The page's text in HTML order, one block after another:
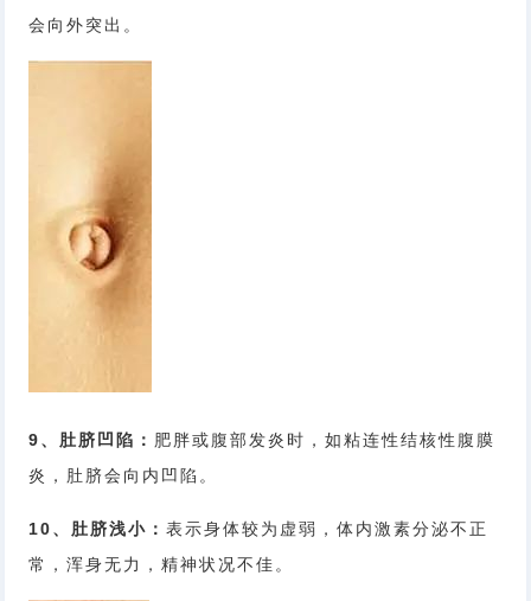
会向外突出。
9、肚脐凹陷： 肥胖或腹部发炎时，如粘连性结核性腹膜
炎，肚脐会向内凹陷。
10、肚脐浅小：表示身体较为虚弱，体内激素分泌不正
常，浑身无力，精神状况不佳。